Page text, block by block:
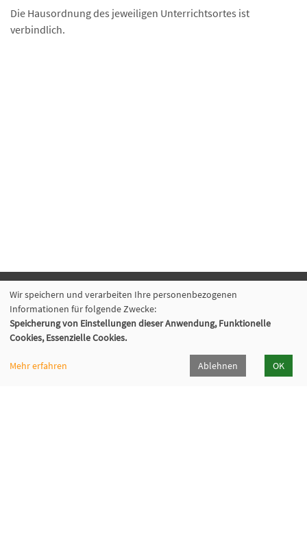
Die Hausordnung des jeweiligen Unterrichtsortes ist
verbindlich.
Volkshochschule Oberhaching e. V.
Raiffeisenallee 6
82041 Oberhaching
089/15 92 38 37 0
Wir speichern und verarbeiten Ihre personenbezogenen
Informationen für folgende Zwecke:
Speicherung von Einstellungen dieser Anwendung, Funktionelle
Cookies, Essenzielle Cookies.
Mehr erfahren Ablehnen OK